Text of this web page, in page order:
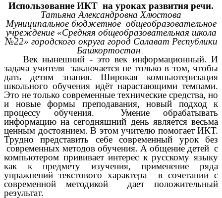
Использование ИКТ на уроках развития речи.
Татьяна Александровна Хлюстова
Муниципальное бюджетное общеобразовательное
учреждение «Средняя общеобразовательная школа
№22» городского округа город Салават Республики
Башкортостан
Век нынешний - это век информационный. И
задача учителя заключается не только в том, чтобы
дать детям знания. Широкая компьютеризация
школьного обучения идёт нарастающими темпами.
Это не только современные технические средства, но
и новые формы преподавания, новый подход к
процессу обучения. Умение обрабатывать
информацию на сегодняшний день является весьма
ценным достоянием. В этом учителю помогает ИКТ.
Трудно представить себе современный урок без
современных методов обучения. А общение детей с
компьютером прививает интерес к русскому языку
как к предмету изучения, применение ряда
упражнений текстового характера в сочетании с
современной методикой дает положительный
результат.